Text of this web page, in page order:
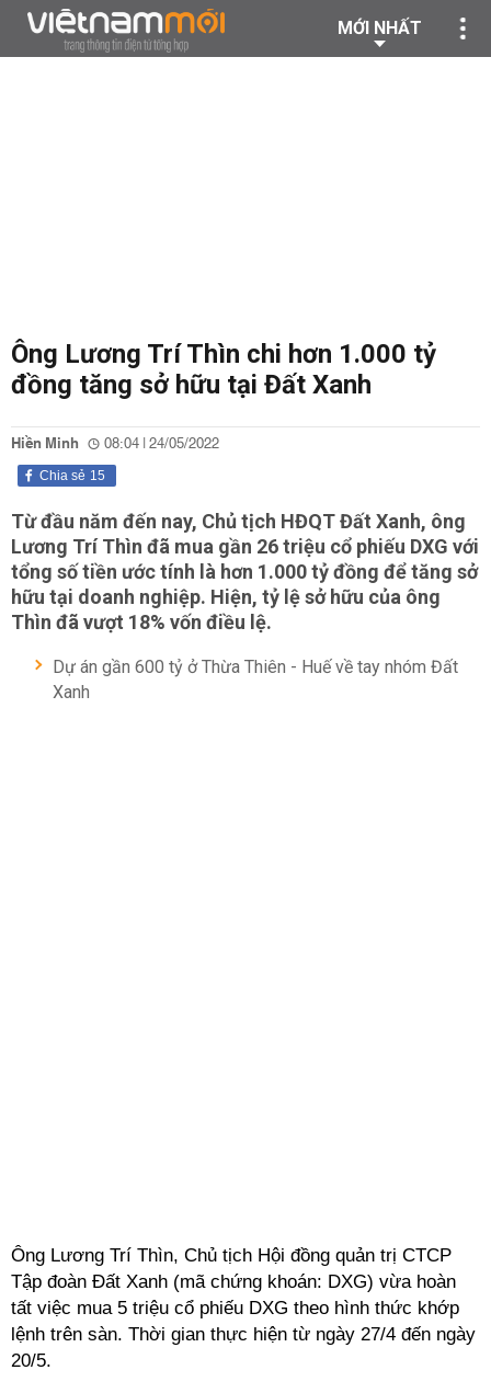
MỚI NHẤT
Ông Lương Trí Thìn chi hơn 1.000 tỷ
đồng tăng sở hữu tại Đất Xanh
Hiền Minh 08:04 | 24/05/2022
15
Chia sẻ
Từ đầu năm đến nay, Chủ tịch HĐQT Đất Xanh, ông
Lương Trí Thìn đã mua gần 26 triệu cổ phiếu DXG với
tổng số tiền ước tính là hơn 1.000 tỷ đồng để tăng sở
hữu tại doanh nghiệp. Hiện, tỷ lệ sở hữu của ông
Thìn đã vượt 18% vốn điều lệ.
Dự án gần 600 tỷ ở Thừa Thiên - Huế về tay nhóm Đất
Xanh
Ông Lương Trí Thìn, Chủ tịch Hội đồng quản trị CTCP
Tập đoàn Đất Xanh (mã chứng khoán: DXG) vừa hoàn
tất việc mua 5 triệu cổ phiếu DXG theo hình thức khớp
lệnh trên sàn. Thời gian thực hiện từ ngày 27/4 đến ngày
20/5.